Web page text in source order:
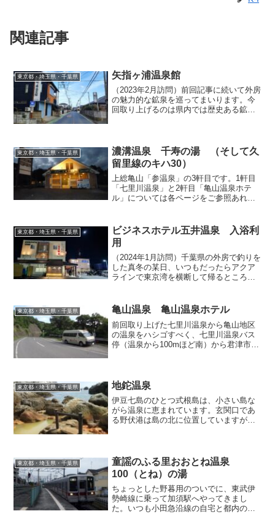
関連記事
東京都・埼玉県・千葉県 矢指ヶ浦温泉館
（2023年2月訪問）前回記事に続いて外房
の魅力的な鉱泉を巡ってまいります。今
回取り上げるのは県内では歴史ある鉱泉
から支持を集...
東京都・埼玉県・千葉県
濃溝温泉 千寿の湯 （そして久
留里線のキハ30）
上総亀山「参温泉」の3軒目です。1軒目
「七里川温泉」と2軒目「亀山温泉ホテ
ル」については各ページをご参照あれ。
り、そこには３軒のペンションのような
建物が建っています。い...
東京都・埼玉県・千葉県
ビジネスホテル五井温泉 入浴利
用
（2024年1月訪問）千葉県の外房で釣りを
した真冬の某日、いつもだったらアクア
ラインで東京湾を横断して帰るところ
温泉」でひとっ風呂浴びてから帰宅する
ことにしました。こち...
東京都・埼玉県・千葉県 亀山温泉 亀山温泉ホテル
前回取り上げた七里川温泉から亀山地区
の温泉をハシゴすべく、七里川温泉バス
停（温泉から100mほど南）から君津市コ
亀山湖のダム上を通過。車...
東京都・埼玉県・千葉県 地鉈温泉
伊豆七島のひとつ式根島は、小さい島な
がら温泉に恵まれています。玄関口であ
る野伏港は島の北に位置していますが、
字に刻まれた谷底で、フ...
東京都・埼玉県・千葉県
童謡のふる里おおとね温泉
100（とね）の湯
ちょっとした野暮用のついでに、東武伊
勢崎線に乗って加須駅へやってきまし
た。いつも小田急沿線の自宅と都内の会